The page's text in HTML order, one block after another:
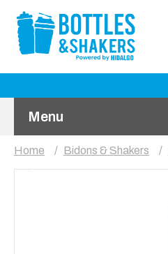
Menu
Home Bidons & Shakers